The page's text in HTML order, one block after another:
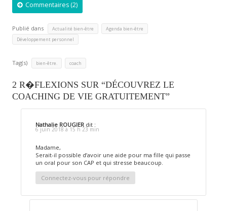
Commentaires (2)
Publié dans Actualité bien-être Agenda bien-être
Développement personnel
Tag(s) bien-être. coach
2 R�FLEXIONS SUR “DÉCOUVREZ LE
COACHING DE VIE GRATUITEMENT”
Nathalie ROUGIER dit :
6 juin 2018 à 15 h 23 min
Madame,
Serait-il possible d’avoir une aide pour ma fille qui passe
un oral pour son CAP et qui stresse beaucoup.
Connectez-vous pour répondre